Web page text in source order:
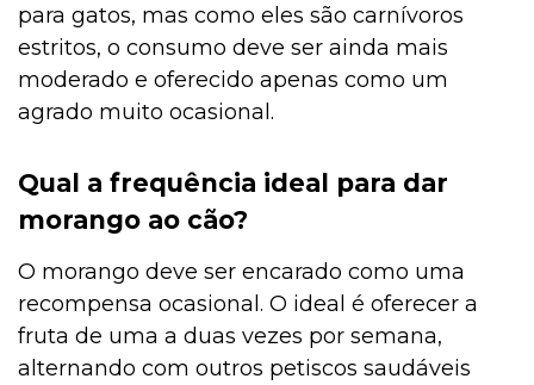
para gatos, mas como eles são carnívoros
estritos, o consumo deve ser ainda mais
moderado e oferecido apenas como um
agrado muito ocasional.
Qual a frequência ideal para dar
morango ao cão?
O morango deve ser encarado como uma
recompensa ocasional. O ideal é oferecer a
fruta de uma a duas vezes por semana,
alternando com outros petiscos saudáveis